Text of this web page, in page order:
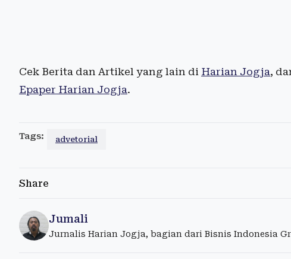
Cek Berita dan Artikel yang lain di Harian Jogja,
Epaper Harian Jogja.
Tags: advetorial
Share
Jumali
Jurnalis Harian Jogja, bagian dari Bisnis Indonesia